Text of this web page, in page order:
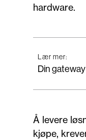
hardware.
Lær mer:
Din
Å levere
kjøpe,